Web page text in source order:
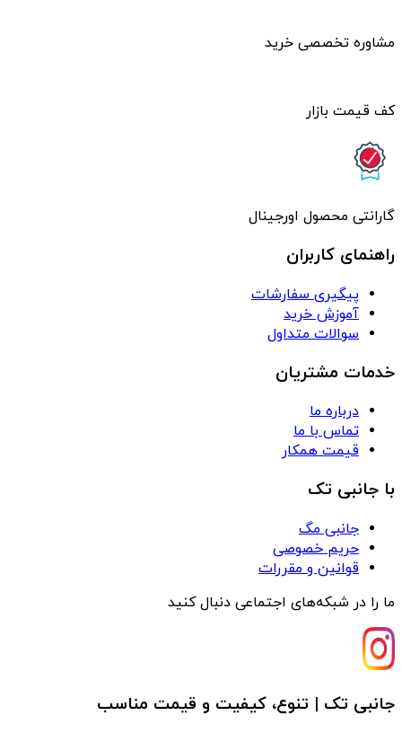
مشاوره تخصصی خرید
کف قیمت بازار
گارانتی محصول اورجینال
راهنمای کاربران
پیگیری سفارشات
آموزش خرید
سوالات متداول
خدمات مشتریان
درباره ما
تماس با ما
قیمت همکار
با جانبی تک
جانبی مگ
حریم خصوصی
قوانین و مقررات
ما را در شبکه‌های اجتماعی دنبال کنید
جانبی تک | تنوع، کیفیت و قیمت مناسب